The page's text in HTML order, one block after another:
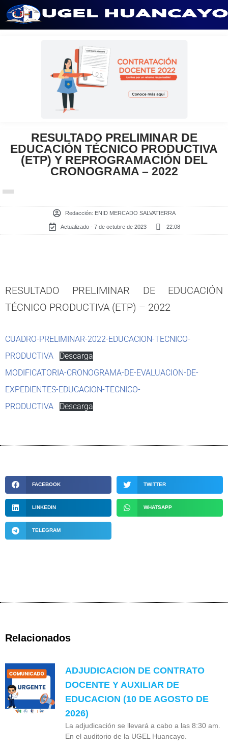
RESULTADO PRELIMINAR DE
EDUCACIÓN TÉCNICO PRODUCTIVA
(ETP) Y REPROGRAMACIÓN DEL
CRONOGRAMA – 2022
Redacción: ENID MERCADO SALVATIERRA
Actualizado - 7 de octubre de 2023 22:08
RESULTADO PRELIMINAR DE EDUCACIÓN
TÉCNICO PRODUCTIVA (ETP) – 2022
CUADRO-PRELIMINAR-2022-EDUCACION-TECNICO-
PRODUCTIVA
Descarga
MODIFICATORIA-CRONOGRAMA-DE-EVALUACION-DE-
EXPEDIENTES-EDUCACION-TECNICO-
PRODUCTIVA
Descarga
FACEBOOK TWITTER
LINKEDIN WHATSAPP
TELEGRAM
Relacionados
ADJUDICACION DE CONTRATO
DOCENTE Y AUXILIAR DE
EDUCACION (10 DE AGOSTO DE
2026)
La adjudicación se llevará a cabo a las 8:30 am.
En el auditorio de la UGEL Huancayo.